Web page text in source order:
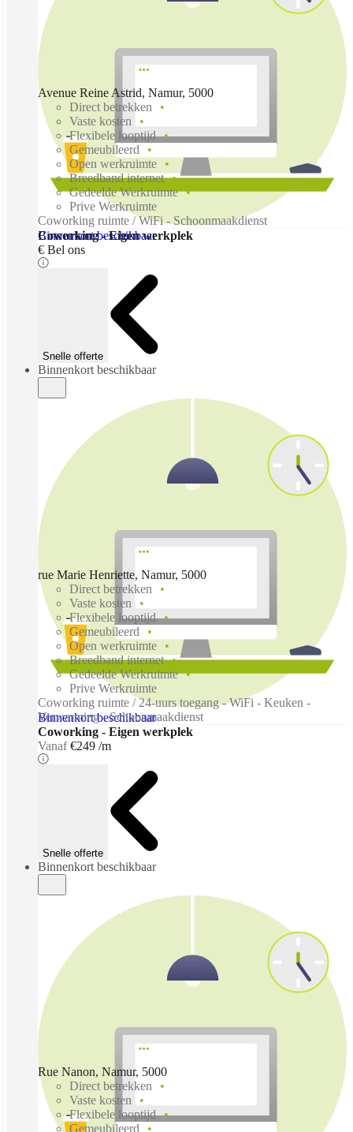
Binnenkort beschikbaar
Avenue Reine Astrid, Namur, 5000
Direct betrekken
Vaste kosten
Flexibele looptijd
Gemeubileerd
Open werkruimte
Breedband internet
Gedeelde Werkruimte
Prive Werkruimte
Coworking ruimte / WiFi - Schoonmaakdienst
Coworking - Eigen werkplek
€ Bel ons
Snelle offerte
Binnenkort beschikbaar
Binnenkort beschikbaar
rue Marie Henriette, Namur, 5000
Direct betrekken
Vaste kosten
Flexibele looptijd
Gemeubileerd
Open werkruimte
Breedband internet
Gedeelde Werkruimte
Prive Werkruimte
Coworking ruimte / 24-uurs toegang - WiFi - Keuken -
Verwarming - Schoonmaakdienst
Coworking - Eigen werkplek
Vanaf €249 /m
Snelle offerte
Binnenkort beschikbaar
Rue Nanon, Namur, 5000
Direct betrekken
Vaste kosten
Flexibele looptijd
Gemeubileerd